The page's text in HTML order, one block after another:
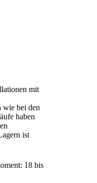
mit
wie bei den
haben
ist
18 bis